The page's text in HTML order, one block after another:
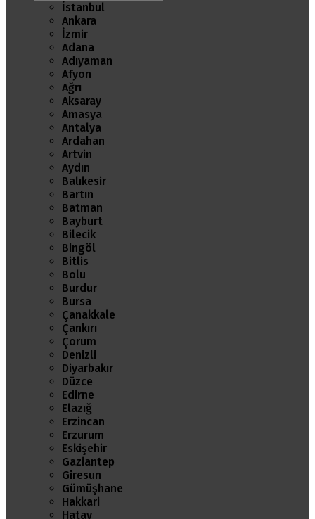
İstanbul
Ankara
İzmir
Adana
Adıyaman
Afyon
Ağrı
Aksaray
Amasya
Antalya
Ardahan
Artvin
Aydın
Balıkesir
Bartın
Batman
Bayburt
Bilecik
Bingöl
Bitlis
Bolu
Burdur
Bursa
Çanakkale
Çankırı
Çorum
Denizli
Diyarbakır
Düzce
Edirne
Elazığ
Erzincan
Erzurum
Eskişehir
Gaziantep
Giresun
Gümüşhane
Hakkari
Hatay